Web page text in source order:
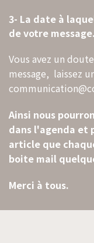
3- La date à
de votre message.
Vous avez un
message, laissez
Ainsi nous
dans l'agenda et
article que
boite mail
Merci à tous.